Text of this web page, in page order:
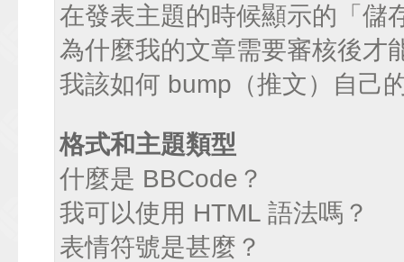
在發表主題的時候顯示的「儲
為什麼我的文章需要審核後才
我該如何 bump（推文）自己
格式和主題類型
什麼是 BBCode？
我可以使用 HTML 語法嗎？
表情符號是甚麼？